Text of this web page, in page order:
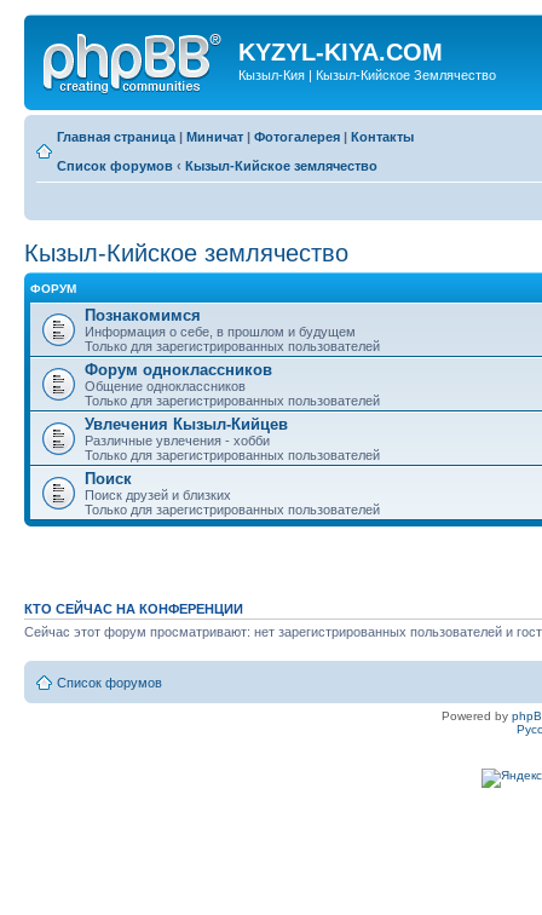
KYZYL-KIYA.COM
Кызыл-Кия | Кызыл-Кийское Землячество
Главная страница | Миничат | Фотогалерея | Контакты
Список форумов ‹ Кызыл-Кийское землячество
Кызыл-Кийское землячество
ФОРУМ
Познакомимся
Информация о себе, в прошлом и будущем
Только для зарегистрированных пользователей
Форум одноклассников
Общение одноклассников
Только для зарегистрированных пользователей
Увлечения Кызыл-Кийцев
Различные увлечения - хобби
Только для зарегистрированных пользователей
Поиск
Поиск друзей и близких
Только для зарегистрированных пользователей
КТО СЕЙЧАС НА КОНФЕРЕНЦИИ
Сейчас этот форум просматривают: нет зарегистрированных пользователей и
Список форумов
Powered by